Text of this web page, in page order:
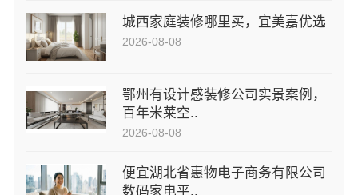
城西家庭装修哪里买，宜美嘉优选
2026-08-08
鄂州有设计感装修公司实景案例，
百年米莱空..
2026-08-08
便宜湖北省惠物电子商务有限公司
数码家电平..